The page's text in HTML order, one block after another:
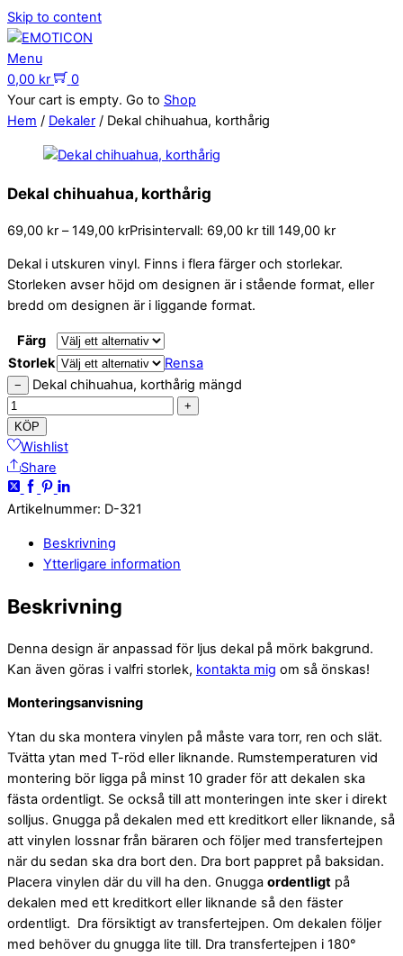
Skip to content
Menu
0,00 kr
0
Your cart is empty. Go to Shop
Hem / Dekaler / Dekal chihuahua, korthårig
Dekal chihuahua, korthårig
69,00 kr – 149,00 krPrisintervall: 69,00 kr till 149,00 kr
Dekal i utskuren vinyl. Finns i flera färger och storlekar.
Storleken avser höjd om designen är i stående format, eller
bredd om designen är i liggande format.
Färg
Storlek
Rensa
− Dekal chihuahua, korthårig mängd
+
KÖP
Wishlist
Share
Artikelnummer: D-321
Beskrivning
Ytterligare information
Beskrivning
Denna design är anpassad för ljus dekal på mörk bakgrund.
Kan även göras i valfri storlek, kontakta mig om så önskas!
Monteringsanvisning
Ytan du ska montera vinylen på måste vara torr, ren och slät.
Tvätta ytan med T-röd eller liknande. Rumstemperaturen vid
montering bör ligga på minst 10 grader för att dekalen ska
fästa ordentligt. Se också till att monteringen inte sker i direkt
solljus. Gnugga på dekalen med ett kreditkort eller liknande, så
att vinylen lossnar från bäraren och följer med transfertejpen
när du sedan ska dra bort den. Dra bort pappret på baksidan.
Placera vinylen där du vill ha den. Gnugga ordentligt på
dekalen med ett kreditkort eller liknande så den fäster
ordentligt. Dra försiktigt av transfertejpen. Om dekalen följer
med behöver du gnugga lite till. Dra transfertejpen i 180°